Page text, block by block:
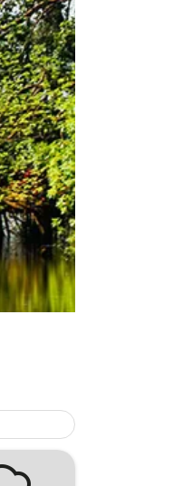
option 摄氏度